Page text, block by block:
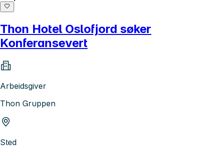
Thon Hotel Oslofjord søker
Konferansevert
Arbeidsgiver
Thon Gruppen
Sted